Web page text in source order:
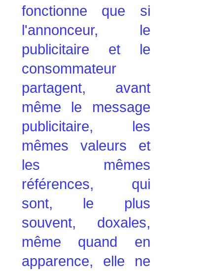
fonctionne que si
l'annonceur, le
publicitaire et le
consommateur
partagent, avant
même le message
publicitaire, les
mêmes valeurs et
les mêmes
références, qui
sont, le plus
souvent, doxales,
même quand en
apparence, elle ne